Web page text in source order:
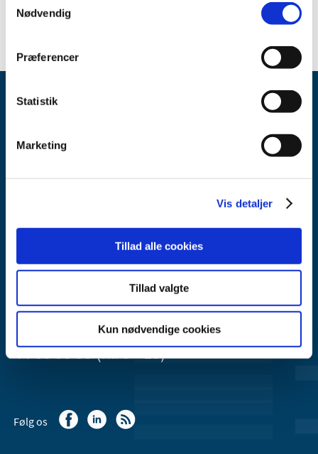
Nødvendig
Præferencer
Statistik
Marketing
Vis detaljer
Tillad alle cookies
Tillad valgte
Kun nødvendige cookies
januar (1)
dkma@dkma.dk
Lægemiddelstyrelsen er en del af
Sundheds- og Kirkeministeriet.
Kontakt Lægemiddelstyrelsen
44 88 95 95 (kl. 9 - 15)
Følg os